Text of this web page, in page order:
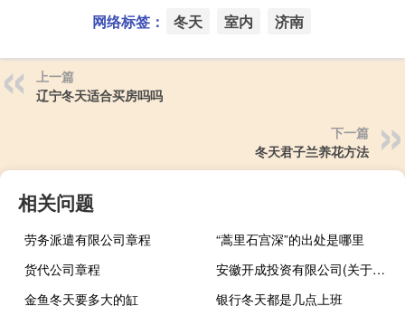
网络标签： 冬天 室内 济南
上一篇
辽宁冬天适合买房吗吗
下一篇
冬天君子兰养花方法
相关问题
劳务派遣有限公司章程
“蒿里石宫深”的出处是哪里
货代公司章程
安徽开成投资有限公司(关于安徽开成投资有限公司简述)
金鱼冬天要多大的缸
银行冬天都是几点上班